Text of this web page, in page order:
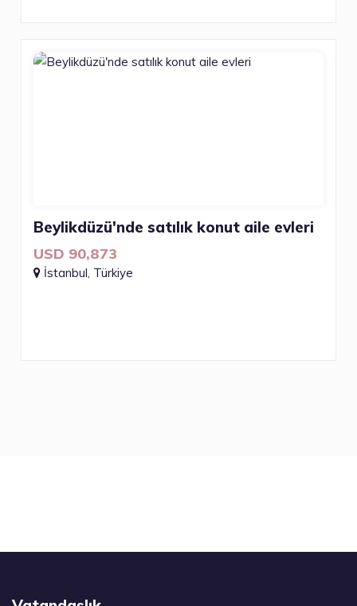
Beylikdüzü'nde satılık konut aile evleri
USD 90,873
İstanbul, Türkiye